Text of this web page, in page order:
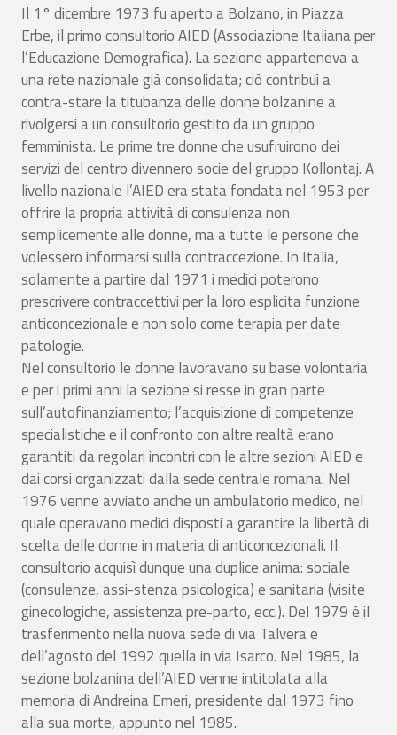
Il 1° dicembre 1973 fu aperto a Bolzano, in Piazza
Erbe, il primo consultorio AIED (Associazione Italiana per
l’Educazione Demografica). La sezione apparteneva a
una rete nazionale già consolidata; ciò contribuì a
contra-stare la titubanza delle donne bolzanine a
rivolgersi a un consultorio gestito da un gruppo
femminista. Le prime tre donne che usufruirono dei
servizi del centro divennero socie del gruppo Kollontaj. A
livello nazionale l’AIED era stata fondata nel 1953 per
offrire la propria attività di consulenza non
semplicemente alle donne, ma a tutte le persone che
volessero informarsi sulla contraccezione. In Italia,
solamente a partire dal 1971 i medici poterono
prescrivere contraccettivi per la loro esplicita funzione
anticoncezionale e non solo come terapia per date
patologie.
Nel consultorio le donne lavoravano su base volontaria
e per i primi anni la sezione si resse in gran parte
sull’autofinanziamento; l’acquisizione di competenze
specialistiche e il confronto con altre realtà erano
garantiti da regolari incontri con le altre sezioni AIED e
dai corsi organizzati dalla sede centrale romana. Nel
1976 venne avviato anche un ambulatorio medico, nel
quale operavano medici disposti a garantire la libertà di
scelta delle donne in materia di anticoncezionali. Il
consultorio acquisì dunque una duplice anima: sociale
(consulenze, assi-stenza psicologica) e sanitaria (visite
ginecologiche, assistenza pre-parto, ecc.). Del 1979 è il
trasferimento nella nuova sede di via Talvera e
dell’agosto del 1992 quella in via Isarco. Nel 1985, la
sezione bolzanina dell’AIED venne intitolata alla
memoria di Andreina Emeri, presidente dal 1973 fino
alla sua morte, appunto nel 1985.